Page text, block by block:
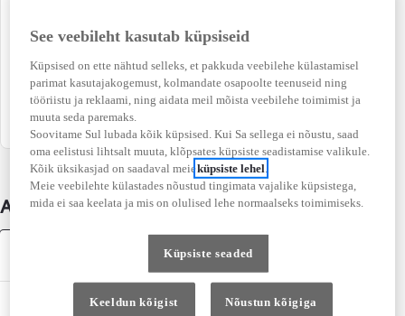
72 kW (97 DIN hj)
412FHT
CO₂ heitkogus
(kombineeritud)
114 g/km
Osalenud
kindlustusjuhtumis
Auto üksikasjad
See veebileht kasutab küpsiseid
Küpsised on ette nähtud selleks, et pakkuda veebilehe külastamisel
parimat kasutajakogemust, kolmandate osapoolte teenuseid ning
tööriistu ja reklaami, ning aidata meil mõista veebilehe toimimist ja
muuta seda paremaks.
Soovitame Sul lubada kõik küpsised. Kui Sa sellega ei nõustu, saad
oma eelistusi lihtsalt muuta, klõpsates küpsiste seadistamise valikule.
Kõik üksikasjad on saadaval meieküpsiste lehel.
Meie veebilehte külastades nõustud tingimata vajalike küpsistega,
mida ei saa keelata ja mis on olulised lehe normaalseks toimimiseks.
Küpsiste seaded
Keeldun kõigist Nõustun kõigiga